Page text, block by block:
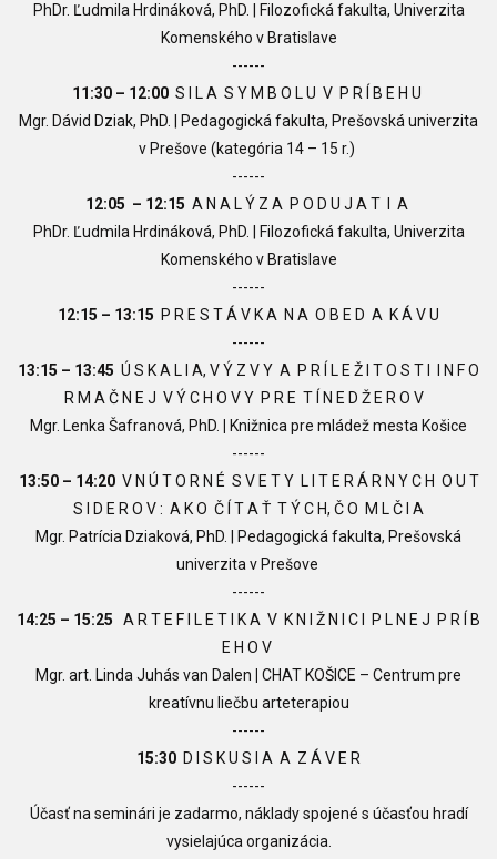
PhDr. Ľudmila Hrdináková, PhD. |
Filozofická fakulta, Univerzita
Komenského v Bratislave
------
11:30 – 12:00 S I L A S Y M B O L U V P R Í B E H U
Mgr. Dávid Dziak, PhD. | Pedagogická fakulta, Prešovská univerzita
v Prešove (kategória 14 – 15 r.)
------
12:05 – 12:15 A N A L Ý Z A P O D U J A T I A
PhDr. Ľudmila Hrdináková, PhD. |
Filozofická fakulta, Univerzita
Komenského v Bratislave
------
12:15 – 13:15 P R E S T Á V K A N A O B E D A K Á V U
------
13:15 – 13:45 Ú S K A L I A, V Ý Z V Y A P R Í L E Ž I T O S T I I N F O
R M A Č N E J V Ý C H O V Y P R E T Í N E D Ž E R O V
Mgr. Lenka Šafranová, PhD.
Knižnica pre mládež mesta Košice
------
13:50 – 14:20 V N Ú T O R N É S V E T Y L I T E R Á R N Y C H O U T
S I D E R O V : A K O Č Í T A Ť T Ý C H, Č O M L Č I A
Mgr. Patrícia Dziaková, PhD.
| Pedagogická fakulta, Prešovská
univerzita v Prešove
------
14:25 – 15:25 A R T E F I L E T I K A V K N I Ž N I C I P L N E J P R Í B
E H O V
Mgr. art. Linda Juhás van Dalen CHAT KOŠICE – Centrum pre
kreatívnu liečbu arteterapiou
------
15:30 D I S K U S I A A Z Á V E R
------
Účasť na seminári je zadarmo, náklady spojené s účasťou hradí
vysielajúca organizácia.